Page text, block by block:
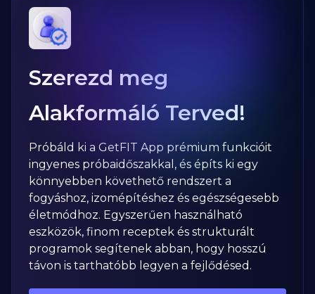
Szerezd meg
Alakformáló Terved!
Próbáld ki a GetFIT App prémium funkcióit
ingyenes próbaidőszakkal, és építs ki egy
könnyebben követhető rendszert a
fogyáshoz, izomépítéshez és egészségesebb
életmódhoz. Egyszerűen használható
eszközök, finom receptek és strukturált
programok segítenek abban, hogy hosszú
távon is tarthatóbb legyen a fejlődésed.